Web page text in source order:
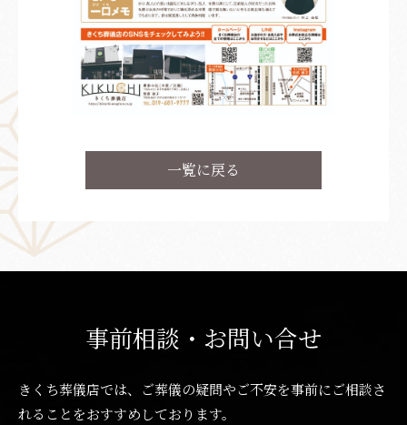
一覧に戻る
事前相談・お問い合せ
きくち葬儀店では、ご葬儀の疑問やご不安を事前にご相談さ
れることをおすすめしております。